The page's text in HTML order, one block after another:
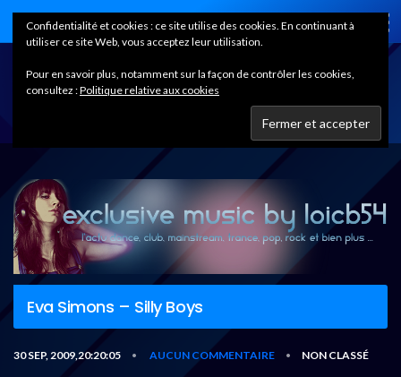
Home
Eva Simons – Silly Boys
30 SEP, 2009,20:20:05 • AUCUN COMMENTAIRE • NON CLASSÉ
Confidentialité et cookies : ce site utilise des cookies. En continuant à
utiliser ce site Web, vous acceptez leur utilisation.
Pour en savoir plus, notamment sur la façon de contrôler les cookies,
consultez :Politique relative aux cookies